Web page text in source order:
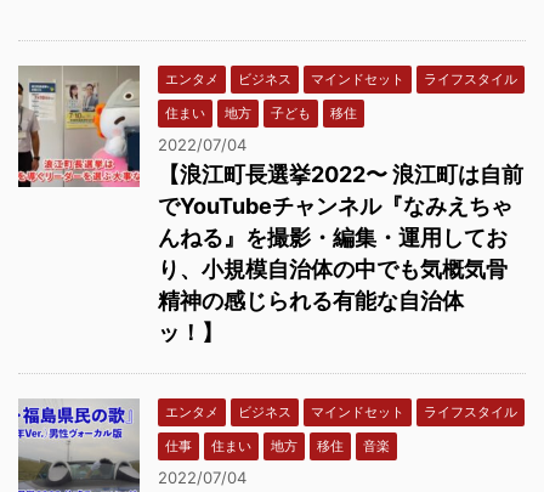
エンタメ ビジネス マインドセット
ライフスタイル
住まい
地方 子ども 移住
2022/07/04
【浪江町長選挙2022〜 浪江町は自前
でYouTubeチャンネル『なみえちゃ
んねる』を撮影・編集・運用してお
り、小規模自治体の中でも気概気骨
精神の感じられる有能な自治体
ッ！】
エンタメ ビジネス マインドセット
ライフスタイル
仕事
住まい 地方 移住 音楽
2022/07/04